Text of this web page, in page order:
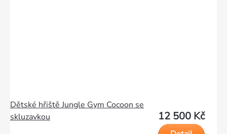
Dětské hřiště Jungle Gym Cocoon se
skluzavkou
12 500 Kč